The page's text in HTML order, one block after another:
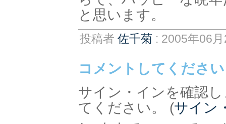
と思います。
投稿者 佐千菊 : 2005年06
コメントしてください
サイン・インを確認
てください。 (サイン